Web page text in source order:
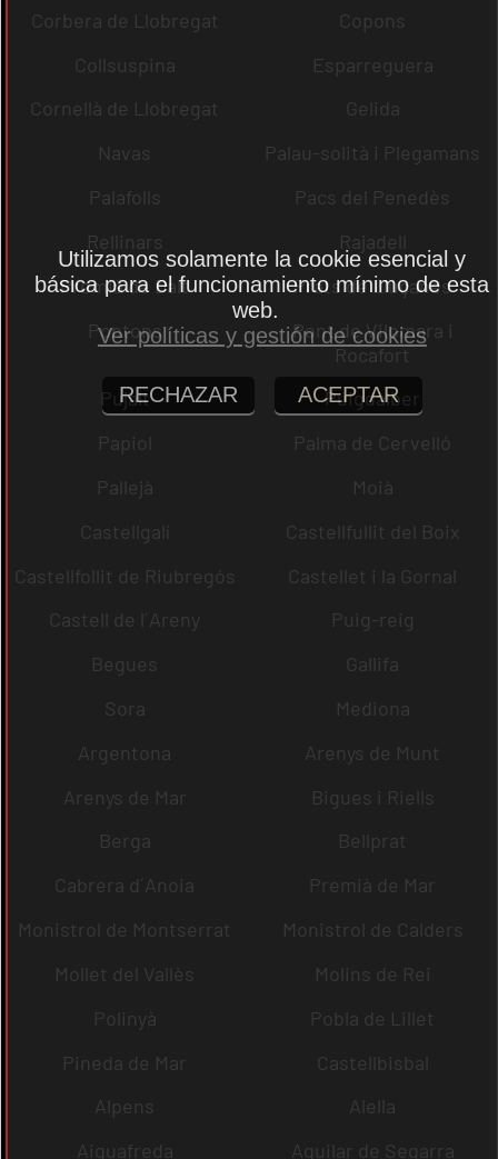
Corbera de Llobregat
Copons
Collsuspina
Esparreguera
Cornellà de Llobregat
Gelida
Navas
Palau-solità i Plegamans
Palafolls
Pacs del Penedès
Rellinars
Rajadell
Premià de Dalt
Prats de Lluçanès
Pontons
Pont de Vilomara i
Rocafort
Pujalt
Puigdàlber
Papiol
Palma de Cervelló
Pallejà
Moià
Castellgalí
Castellfullit del Boix
Castellfollit de Riubregós
Castellet i la Gornal
Castell de l´Areny
Puig-reig
Begues
Gallifa
Sora
Mediona
Argentona
Arenys de Munt
Arenys de Mar
Bigues i Riells
Berga
Bellprat
Cabrera d´Anoia
Premià de Mar
Monistrol de Montserrat
Monistrol de Calders
Mollet del Vallès
Molins de Rei
Polinyà
Pobla de Lillet
Pineda de Mar
Castellbisbal
Alpens
Alella
Aiguafreda
Aguilar de Segarra
Utilizamos solamente la cookie esencial y
básica para el funcionamiento mínimo de esta
web.
Ver políticas y gestión de cookies
RECHAZAR ACEPTAR